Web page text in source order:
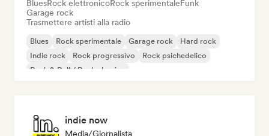
BluesRock elettronicoRock sperimentaleFunk
Garage rock
Trasmettere artisti alla radio
Blues Rock sperimentale Garage rock
Hard rock
Indie rock
Rock progressivo
Rock psichedelico
Rock & Roll / Rock classico
indie now
Media/Giornalista